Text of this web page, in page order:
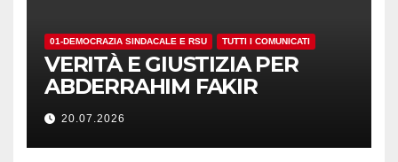
01-DEMOCRAZIA SINDACALE E RSU TUTTI I COMUNICATI
VERITÀ E GIUSTIZIA PER
ABDERRAHIM FAKIR
20.07.2026